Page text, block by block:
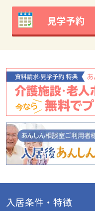
見学予約
入居条件・特徴